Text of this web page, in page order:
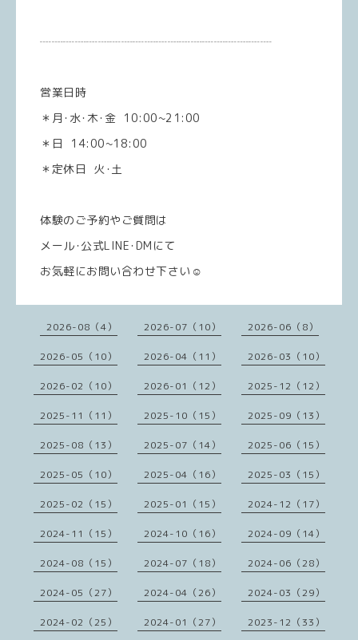
┈┈┈┈┈┈┈┈┈┈┈┈┈┈┈┈┈┈┈┈
営業日時
＊月･水･木･金 10:00~21:00
＊日 14:00~18:00
＊定休日 火･土
体験のご予約やご質問は
メール･公式LINE･DMにて
お気軽にお問い合わせ下さい☺️
2026-08（4） 2026-07（10） 2026-06（8）
2026-05（10） 2026-04（11） 2026-03（10）
2026-02（10） 2026-01（12） 2025-12（12）
2025-11（11） 2025-10（15） 2025-09（13）
2025-08（13） 2025-07（14） 2025-06（15）
2025-05（10） 2025-04（16） 2025-03（15）
2025-02（15） 2025-01（15） 2024-12（17）
2024-11（15） 2024-10（16） 2024-09（14）
2024-08（15） 2024-07（18） 2024-06（28）
2024-05（27） 2024-04（26） 2024-03（29）
2024-02（25） 2024-01（27） 2023-12（33）